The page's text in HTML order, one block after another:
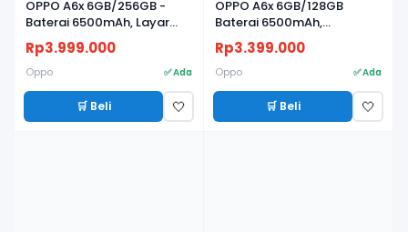
OPPO A6x 6GB/256GB -
Baterai 6500mAh, Layar
120Hz & Snapdragon 685
Rp3.999.000
Oppo ✅ Ada
🛒 Beli 🤍
OPPO A6x 6GB/128GB
Baterai 6500mAh,
Snapdragon 685, Layar
120Hz, IP64 - Garansi Resmi
Rp3.399.000
Oppo ✅ Ada
🛒 Beli 🤍